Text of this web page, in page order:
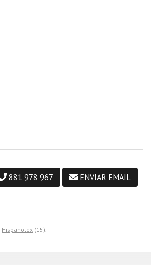
Hispanotex (15).
881 978 967 ENVIAR EMAIL